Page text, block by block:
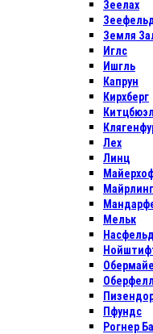
Зеелах
Земля
Иглс
Ишгль
Капрун
Кирхберг
Лех
Линц
Майрлинг
Мельк
Насфельд
Пфундс
Рогнер